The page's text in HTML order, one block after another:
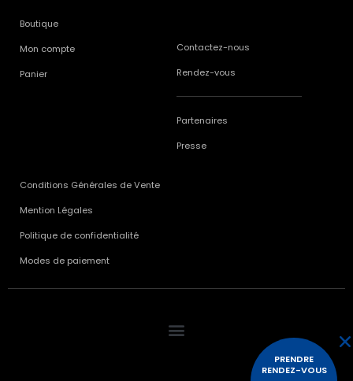
Boutique
Mon compte
Panier
Contactez-nous
Rendez-vous
Partenaires
Presse
Conditions Générales de Vente
Mention Légales
Politique de confidentialité
Modes de paiement
PRENDRE
RENDEZ-VOUS